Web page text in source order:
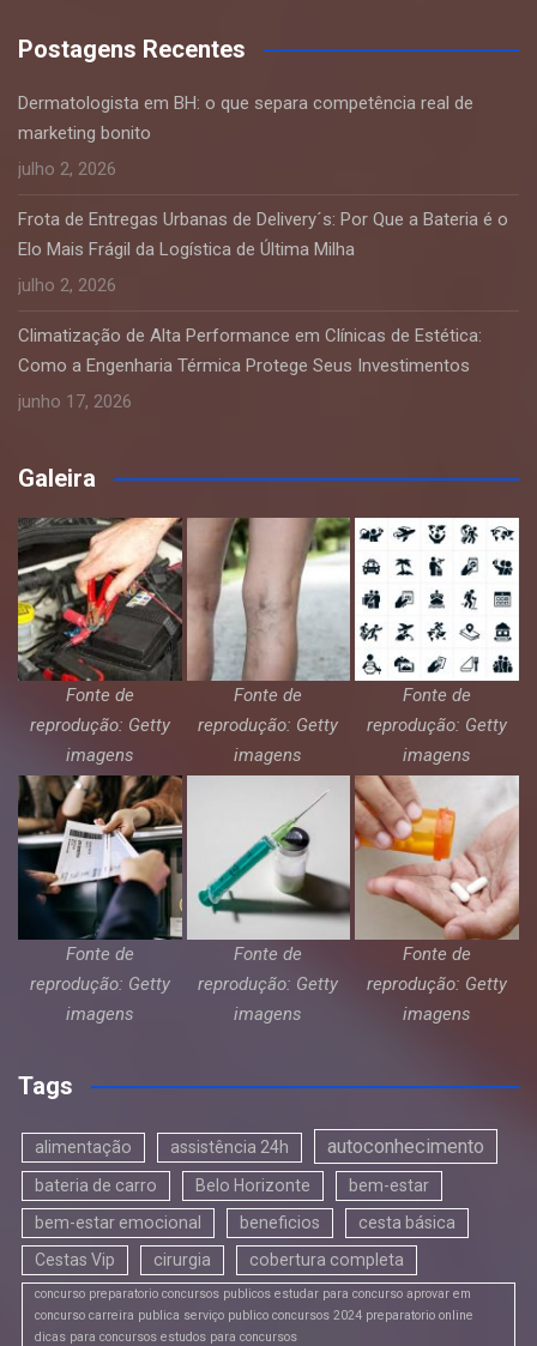
Postagens Recentes
Dermatologista em BH: o que separa competência real de
marketing bonito
julho 2, 2026
Frota de Entregas Urbanas de Delivery´s: Por Que a Bateria é o
Elo Mais Frágil da Logística de Última Milha
julho 2, 2026
Climatização de Alta Performance em Clínicas de Estética:
Como a Engenharia Térmica Protege Seus Investimentos
junho 17, 2026
Galeira
Fonte de
reprodução: Getty
imagens
Fonte de
reprodução: Getty
imagens
Fonte de
reprodução: Getty
imagens
Fonte de
reprodução: Getty
imagens
Fonte de
reprodução: Getty
imagens
Fonte de
reprodução: Getty
imagens
Tags
alimentação assistência 24h autoconhecimento
bateria de carro Belo Horizonte
bem-estar
bem-estar emocional
beneficios
cesta básica
Cestas Vip
cirurgia cobertura completa
concurso preparatorio concursos publicos estudar para concurso aprovar em
concurso carreira publica serviço publico concursos 2024 preparatorio online
dicas para concursos estudos para concursos